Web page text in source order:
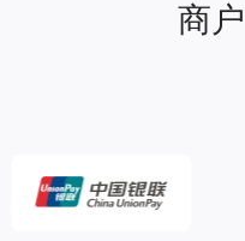
商户